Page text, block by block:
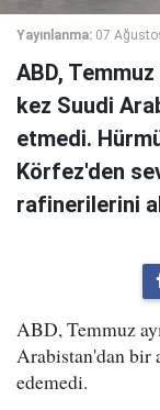
Yayınlanma: 07
ABD,
kez Suudi
etmedi.
Körfez'den
rafinerilerini
ABD, Temmuz
Arabistan'dan bir
edemedi.